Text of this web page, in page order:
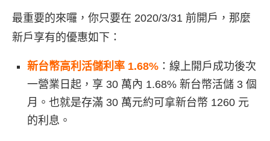
最重要的來囉，你只要在 2020/3/31 前開戶，那麼
新戶享有的優惠如下：
新台幣高利活儲利率 1.68% ：線上開戶成功後次
一營業日起，享 30 萬內 1.68% 新台幣活儲 3 個
月。也就是存滿 30 萬元約可拿新台幣 1260 元
的利息。